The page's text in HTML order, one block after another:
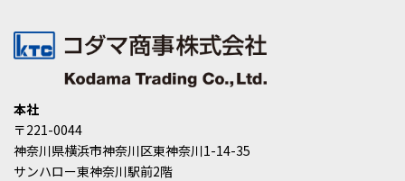
本社
〒221-0044
神奈川県横浜市神奈川区東神奈川1-14-35
サンハロー東神奈川駅前2階